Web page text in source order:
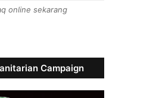
online sekarang
Campaign